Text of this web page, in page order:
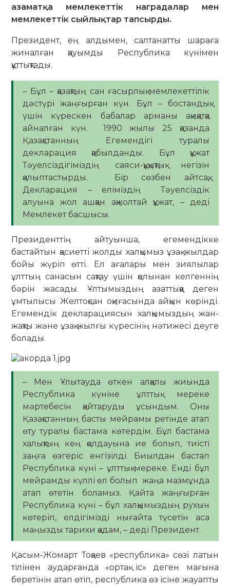
азаматқа мемлекеттік наградалар мен
мемлекеттік сыйлықтар тапсырды.
Президент, ең алдымен, салтанатты шараға
жиналған қауымды Республика күнімен
құттықтады.
– Бұл – қазақтың сан ғасырлық мемлекеттілік
дәстүрі жаңғырған күн. Бұл – бостандық
үшін күрескен бабалар арманы ақиқатқа
айналған күн. 1990 жылы 25 қазанда
Қазақстанның Егемендігі туралы
декларация қабылданды. Бұл құжат
Тәуелсіздігіміздің саяси-құқықтық негізін
қалыптастырды. Бір сөзбен айтсақ,
Декларация – еліміздің Тәуелсіздік
алуына жол ашқан ақжолтай құжат, – деді
Мемлекет басшысы.
Президенттің айтуынша, егемендікке
бастайтын қасиетті жолды халқымыз ұзақ жылдар
бойы жүріп өтті. Ел ағалары мен зиялылар
ұлттың санасын сақтау үшін қолынан келгеннің
бәрін жасады. Ұлтымыздың азаттыққа деген
ұмтылысы Желтоқсан оқиғасында айқын көрінді.
Егемендік декларациясын халқымыздың жан-
жақты және ұзақ жылғы күресінің нәтижесі деуге
болады.
– Мен Ұлытауда өткен алқалы жиында
Республика күніне ұлттық мереке
мәртебесін қайтаруды ұсындым. Оны
Қазақстанның басты мейрамы ретінде атап
өту туралы бастама көтердім. Бұл бастама
халықтың кең қолдауына ие болып, тиісті
заңға өзгеріс енгізілді. Биылдан бастап
Республика күні – ұлттық мереке. Енді бұл
мейрамды күллі ел болып жаңа мазмұнда
атап өтетін боламыз. Қайта жаңғырған
Республика күні – бұл халқымыздың рухын
көтеріп, елдігімізді нығайта түсетін аса
маңызды тарихи қадам, – деді Президент.
Қасым-Жомарт Тоқаев «республика» сөзі латын
тілінен аударғанда «ортақ іс» деген мағына
беретінін атап өтіп, республика өз ісіне жауапты